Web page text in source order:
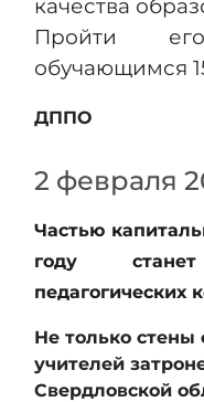
качества
Пройти
обучающимся
ДППО
2 февраля
Частью
году
педагогических
Не только стены
учителей
Свердловской